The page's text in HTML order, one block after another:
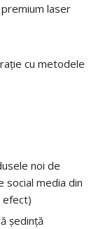
laser
cu metodele
noi de
social media din
efect)
ședință